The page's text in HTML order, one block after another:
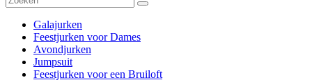
Galajurken
Feestjurken voor Dames
Avondjurken
Jumpsuit
Feestjurken voor een Bruiloft